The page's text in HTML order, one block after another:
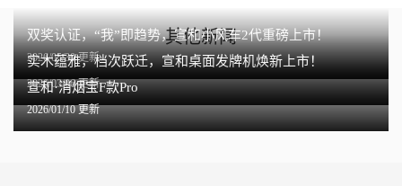
其他新闻
双奖认证，“我”即趋势，宣和小风车2代重磅上市！
2026/05/30 更新
实木蕴雅，档次跃迁，宣和桌面发牌机焕新上市！
2026/03/06 更新
宣和·消烟宝F款Pro
2026/01/10 更新